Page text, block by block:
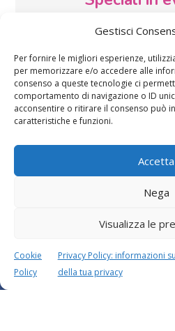
Gestisci
Per fornire le migliori esperienze,
per memorizzare e/o accedere alle
consenso a queste tecnologie ci
comportamento di navigazione o ID
acconsentire o ritirare il consenso può
caratteristiche e funzioni.
Accetta
Nega
Visualizza le
Cookie
Policy
Privacy Policy: informazioni
della tua privacy
Vaccini
d’auguri, filastrocche